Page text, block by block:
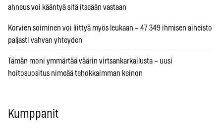
ahneus voi kääntyä sitä itseään vastaan
Korvien soiminen voi liittyä myös leukaan – 47 349 ihmisen aineisto
paljasti vahvan yhteyden
Tämän moni ymmärtää väärin virtsankarkailusta – uusi
hoitosuositus nimeää tehokkaimman keinon
Kumppanit